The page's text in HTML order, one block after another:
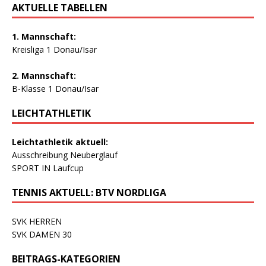
AKTUELLE TABELLEN
1. Mannschaft:
Kreisliga 1 Donau/Isar
2. Mannschaft:
B-Klasse 1 Donau/Isar
LEICHTATHLETIK
Leichtathletik aktuell:
Ausschreibung Neuberglauf
SPORT IN Laufcup
TENNIS AKTUELL: BTV NORDLIGA
SVK HERREN
SVK DAMEN 30
BEITRAGS-KATEGORIEN